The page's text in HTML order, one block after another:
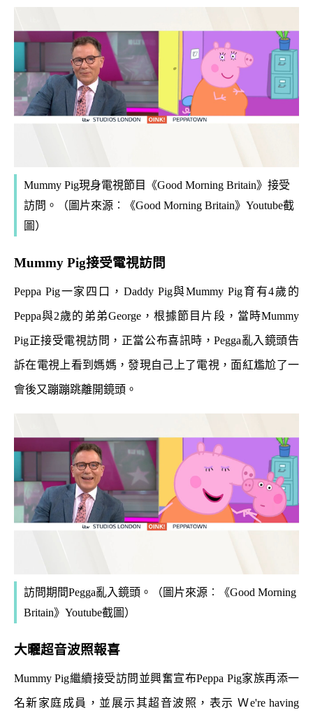
Mummy Pig現身電視節目《Good Morning Britain》接受
訪問。（圖片來源︰《Good Morning Britain》Youtube截
圖）
Mummy Pig接受電視訪問
Peppa Pig一家四口，Daddy Pig與Mummy Pig育有4歲的
Peppa與2歲的弟弟George，根據節目片段，當時Mummy
Pig正接受電視訪問，正當公布喜訊時，Pegga亂入鏡頭告
訴在電視上看到媽媽，發現自己上了電視，面紅尷尬了一
會後又蹦蹦跳離開鏡頭。
訪問期間Pegga亂入鏡頭。
（圖片來源︰《Good Morning
Britain》Youtube截圖）
大曬超音波照報喜
Mummy Pig繼續接受訪問並興奮宣布Peppa Pig家族再添一
名新家庭成員，並展示其超音波照，表示 Ｗe're having